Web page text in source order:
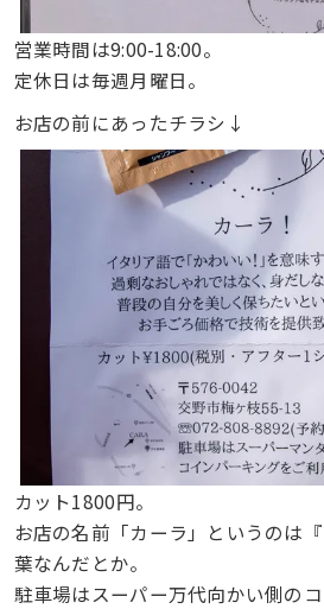
営業時間は9:00-18:00。
定休日は毎週月曜日。
お店の前にあったチラシ↓
カット1800円。
お店の名前「カーラ」というのは
葉なんだとか。
駐車場はスーパー万代向かい側の